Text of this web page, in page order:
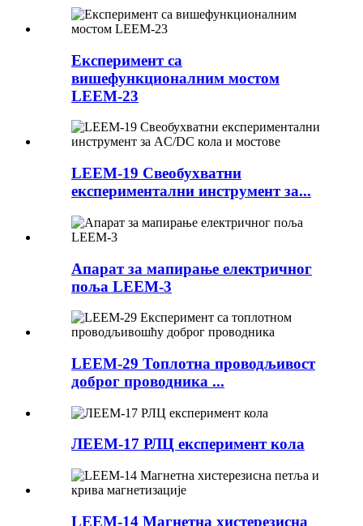
Експеримент са
вишефункционалним мостом
LEEM-23
LEEM-19 Свеобухватни
експериментални инструмент за...
Апарат за мапирање електричног
поља LEEM-3
LEEM-29 Топлотна проводљивост
доброг проводника ...
ЛЕЕМ-17 РЛЦ експеримент кола
LEEM-14 Магнетна хистерезисна